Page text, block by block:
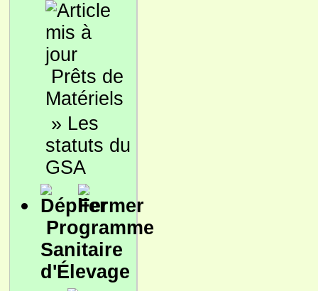
Prêts de
Matériels
» Les
statuts du
GSA
Programme
Sanitaire
d'Élevage